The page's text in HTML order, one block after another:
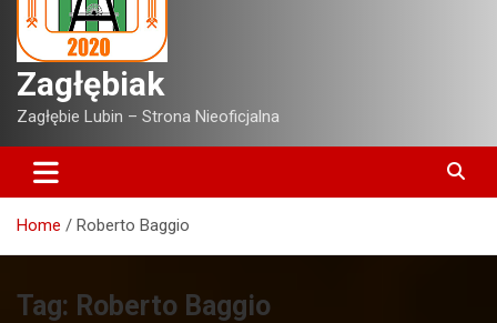
Zagłębiak
Zagłębie Lubin – Strona Nieoficjalna
Home Roberto Baggio
Tag: Roberto Baggio